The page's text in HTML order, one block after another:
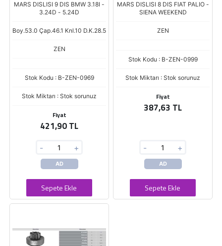
MARS DISLISI 9 DIS BMW 3.18I -
3.24D - 5.24D
Boy.53.0 Çap.46.1 Knl.10 D.K.28.5
ZEN
Stok Kodu : B-ZEN-0969
Stok Miktarı : Stok sorunuz
Fiyat
421,90 TL
- +
AD
Sepete Ekle
MARS DISLISI 8 DIS FIAT PALIO -
SIENA WEEKEND
ZEN
Stok Kodu : B-ZEN-0999
Stok Miktarı : Stok sorunuz
Fiyat
387,63 TL
- +
AD
Sepete Ekle